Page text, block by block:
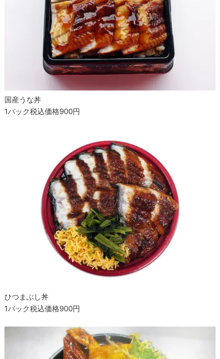
国産うな丼
1パック税込価格900円
ひつまぶし丼
1パック税込価格900円